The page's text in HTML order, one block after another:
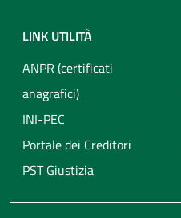
LINK UTILITÀ
ANPR (certificati
anagrafici)
INI-PEC
Portale dei Creditori
PST Giustizia